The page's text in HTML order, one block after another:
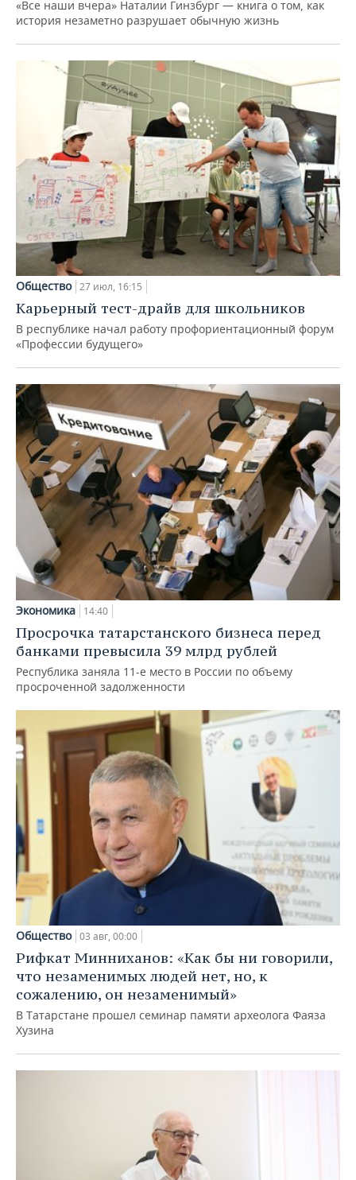
«Все наши вчера» Наталии Гинзбург — книга о том, как
история незаметно разрушает обычную жизнь
Общество 27 июл, 16:15
Карьерный тест-драйв для школьников
В республике начал работу профориентационный форум
«Профессии будущего»
Экономика 14:40
Просрочка татарстанского бизнеса перед
банками превысила 39 млрд рублей
Республика заняла 11-е место в России по объему
просроченной задолженности
Общество 03 авг, 00:00
Рифкат Минниханов: «Как бы ни говорили,
что незаменимых людей нет, но, к
сожалению, он незаменимый»
В Татарстане прошел семинар памяти археолога Фаяза
Хузина